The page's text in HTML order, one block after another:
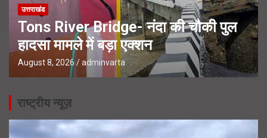
उत्तराखंड
Tons River Bridge- नंदा की चौकी पुल
हादसा मामले में बड़ा एक्शन
August 8, 2026 adminvarta
राष्ट्रीय न्यूज़